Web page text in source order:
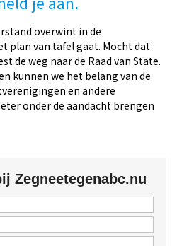
overwint in de
plan van tafel gaat. Mocht dat
de weg naar de Raad van State.
kunnen we het belang van de
en andere
onder de aandacht brengen
Zegneetegenabc.nu